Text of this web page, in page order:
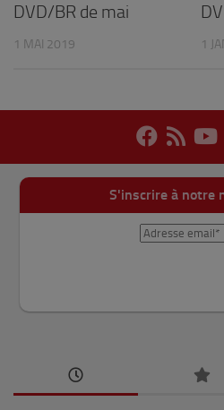
DVD/BR de mai
1 MAI 2019 1
S'inscrire à notre